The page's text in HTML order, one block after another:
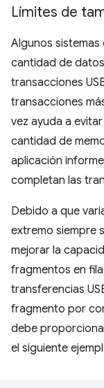
Límites de
Algunos sistemas
cantidad de
transacciones
transacciones
vez ayuda a
cantidad de
aplicación
completan las
Debido a que
extremo siempre
mejorar la
fragmentos en
transferencias
fragmento por
debe
el siguiente